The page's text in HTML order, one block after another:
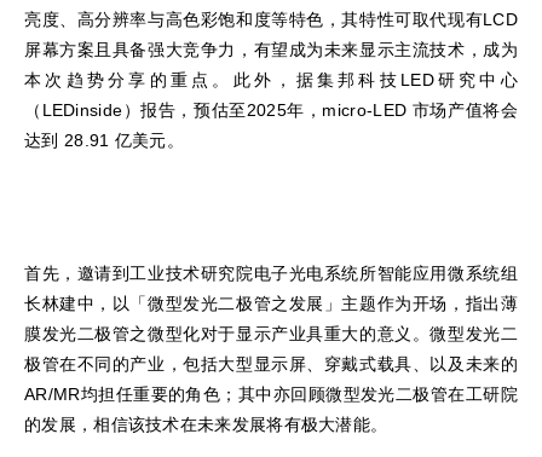
亮度、高分辨率与高色彩饱和度等特色，其特性可取代现有LCD
屏幕方案且具备强大竞争力，有望成为未来显示主流技术，成为
本次趋势分享的重点。此外，据集邦科技LED研究中心
（LEDinside）报告，预估至2025年，micro-LED 市场产值将会
达到 28.91 亿美元。
首先，邀请到工业技术研究院电子光电系统所智能应用微系统组
长林建中，以「微型发光二极管之发展」主题作为开场，指出薄
膜发光二极管之微型化对于显示产业具重大的意义。微型发光二
极管在不同的产业，包括大型显示屏、穿戴式载具、以及未来的
AR/MR均担任重要的角色；其中亦回顾微型发光二极管在工研院
的发展，相信该技术在未来发展将有极大潜能。